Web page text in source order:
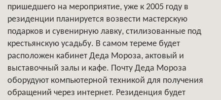
пришедшего на мероприятие, уже к 2005 году в
резиденции планируется возвести мастерскую
подарков и сувенирную лавку, стилизованные под
крестьянскую усадьбу. В самом тереме будет
расположен кабинет Деда Мороза, актовый и
выставочный залы и кафе. Почту Деда Мороза
оборудуют компьютерной техникой для получения
обращений через интернет. Резиденция будет